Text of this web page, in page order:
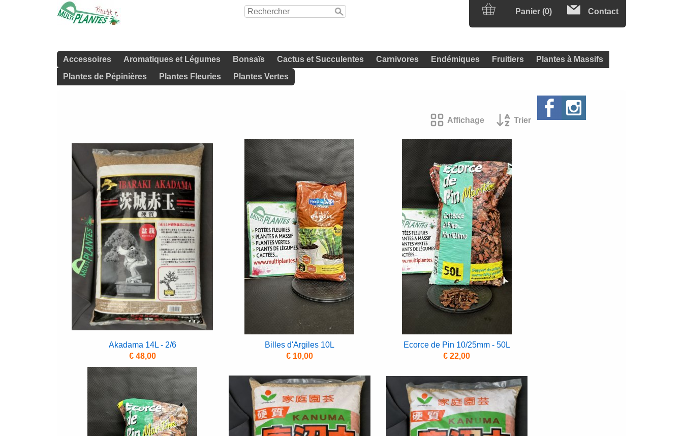
Panier (0) Contact
Accessoires Aromatiques et Légumes Bonsaïs Cactus et Succulentes Carnivores Endémiques Fruitiers
Plantes à Massifs
Plantes de Pépinières
Plantes Fleuries Plantes Vertes
Affichage Trier
Akadama 14L - 2/6
€ 48,00
Billes d'Argiles 10L
€ 10,00
Ecorce de Pin 10/25mm - 50L
€ 22,00